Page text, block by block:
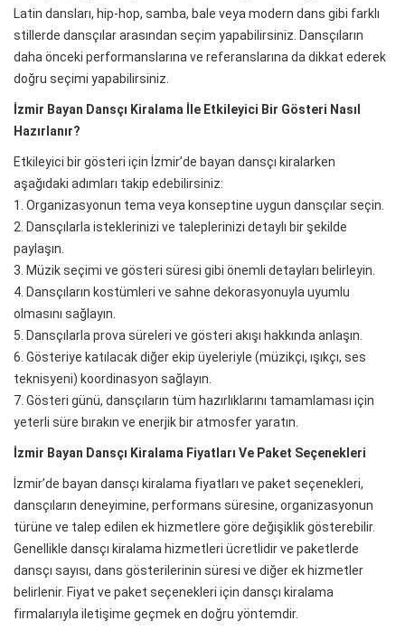
Latin dansları, hip-hop, samba, bale veya modern dans gibi farklı
stillerde dansçılar arasından seçim yapabilirsiniz. Dansçıların
daha önceki performanslarına ve referanslarına da dikkat ederek
doğru seçimi yapabilirsiniz.
İzmir Bayan Dansçı Kiralama İle Etkileyici Bir Gösteri Nasıl
Hazırlanır?
Etkileyici bir gösteri için İzmir’de bayan dansçı kiralarken
aşağıdaki adımları takip edebilirsiniz:
1. Organizasyonun tema veya konseptine uygun dansçılar seçin.
2. Dansçılarla isteklerinizi ve taleplerinizi detaylı bir şekilde
paylaşın.
3. Müzik seçimi ve gösteri süresi gibi önemli detayları belirleyin.
4. Dansçıların kostümleri ve sahne dekorasyonuyla uyumlu
olmasını sağlayın.
5. Dansçılarla prova süreleri ve gösteri akışı hakkında anlaşın.
6. Gösteriye katılacak diğer ekip üyeleriyle (müzikçi, ışıkçı, ses
teknisyeni) koordinasyon sağlayın.
7. Gösteri günü, dansçıların tüm hazırlıklarını tamamlaması için
yeterli süre bırakın ve enerjik bir atmosfer yaratın.
İzmir Bayan Dansçı Kiralama Fiyatları Ve Paket Seçenekleri
İzmir’de bayan dansçı kiralama fiyatları ve paket seçenekleri,
dansçıların deneyimine, performans süresine, organizasyonun
türüne ve talep edilen ek hizmetlere göre değişiklik gösterebilir.
Genellikle dansçı kiralama hizmetleri ücretlidir ve paketlerde
dansçı sayısı, dans gösterilerinin süresi ve diğer ek hizmetler
belirlenir. Fiyat ve paket seçenekleri için dansçı kiralama
firmalarıyla iletişime geçmek en doğru yöntemdir.